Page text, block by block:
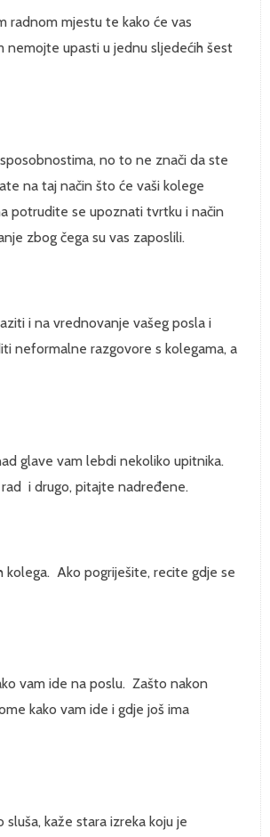
radnom mjestu te kako će vas
upasti u jednu sljedećih šest
no to ne znači da ste
na taj način što će vaši kolege
potrudite se upoznati tvrtku i način
zbog čega su vas zaposlili.
i na vrednovanje vašeg posla i
neformalne razgovore s kolegama, a
glave vam lebdi nekoliko upitnika.
i drugo, pitajte nadređene.
Ako pogriješite, recite gdje se
vam ide na poslu. Zašto nakon
kako vam ide i gdje još ima
kaže stara izreka koju je